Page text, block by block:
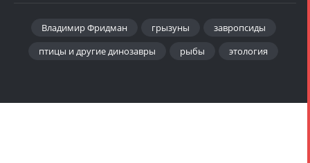
Владимир Фридман грызуны
завропсиды
птицы и другие динозавры
рыбы этология